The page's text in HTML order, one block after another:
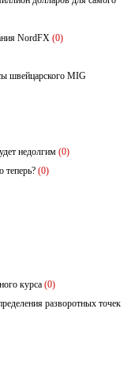
NordFX (0)
швейцарского MIG
недолгим (0)
теперь? (0)
курса (0)
разворотных точек